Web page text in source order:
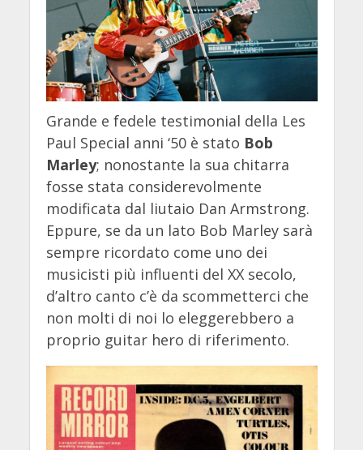
Grande e fedele testimonial della Les
Paul Special anni ‘50 è stato Bob
Marley; nonostante la sua chitarra
fosse stata considerevolmente
modificata dal liutaio Dan Armstrong.
Eppure, se da un lato Bob Marley sarà
sempre ricordato come uno dei
musicisti più influenti del XX secolo,
d’altro canto c’è da scommetterci che
non molti di noi lo eleggerebbero a
proprio guitar hero di riferimento.